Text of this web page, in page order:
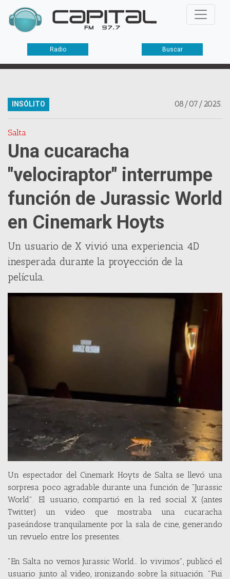
Radio Buscar
08/07/2025.
INSÓLITO
Salta
Una cucaracha
"velociraptor" interrumpe
función de Jurassic World
en Cinemark Hoyts
Un usuario de X vivió una experiencia 4D
inesperada durante la proyección de la
película.
Un espectador del Cinemark Hoyts de Salta se llevó una
sorpresa poco agradable durante una función de "Jurassic
World". El usuario, compartió en la red social X (antes
Twitter) un video que mostraba una cucaracha
paseándose tranquilamente por la sala de cine, generando
un revuelo entre los presentes.
"En Salta no vemos Jurassic World… lo vivimos", publicó el
usuario junto al video, ironizando sobre la situación. "Fui